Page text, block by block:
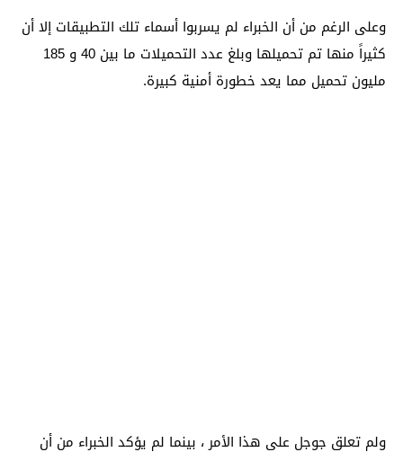
وعلى الرغم من أن الخبراء لم يسربوا أسماء تلك التطبيقات إلا أن
كثيراً منها تم تحميلها وبلغ عدد التحميلات ما بين 40 و 185
مليون تحميل مما يعد خطورة أمنية كبيرة.
ولم تعلق جوجل على هذا الأمر ، بينما لم يؤكد الخبراء من أن